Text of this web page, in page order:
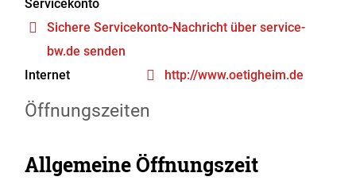
Servicekonto
Sichere Servicekonto-Nachricht über service-
bw.de senden
Internet
http://www.oetigheim.de
Öffnungszeiten
Allgemeine Öffnungszeit